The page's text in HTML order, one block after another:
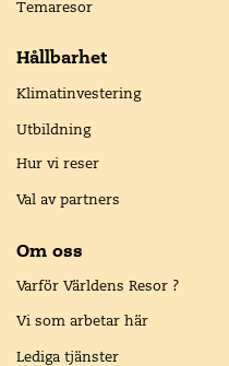
Temaresor
Hållbarhet
Klimatinvestering
Utbildning
Hur vi reser
Val av partners
Om oss
Varför Världens Resor ?
Vi som arbetar här
Lediga tjänster